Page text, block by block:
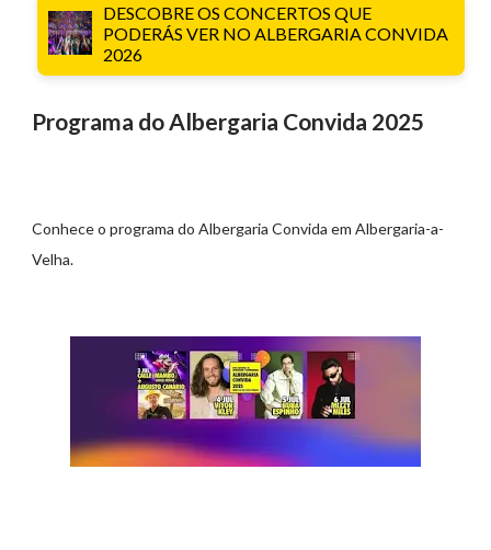
DESCOBRE OS CONCERTOS QUE
PODERÁS VER NO ALBERGARIA CONVIDA
2026
Programa do Albergaria Convida 2025
Conhece o programa do Albergaria Convida em Albergaria-a-
Velha.